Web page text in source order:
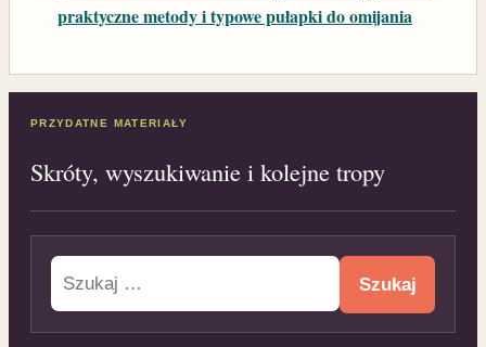
praktyczne metody i typowe pułapki do omijania
PRZYDATNE MATERIAŁY
Skróty, wyszukiwanie i kolejne tropy
Szukaj: